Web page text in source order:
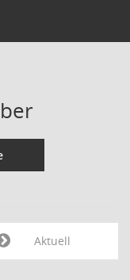
Aktuell